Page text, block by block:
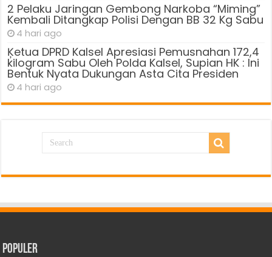
2 Pelaku Jaringan Gembong Narkoba “Miming”
Kembali Ditangkap Polisi Dengan BB 32 Kg Sabu
4 hari ago
Ķetua DPRD Kalsel Apresiasi Pemusnahan 172,4
kilogram Sabu Oleh Polda Kalsel, Supian HK : Ini
Bentuk Nyata Dukungan Asta Cita Presiden
4 hari ago
Populer